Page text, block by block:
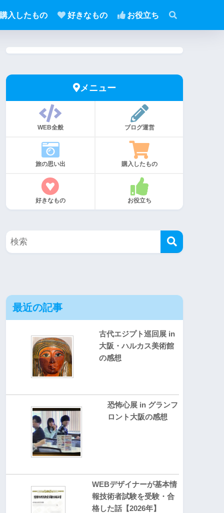
購入したもの 好きなもの お役立ち
メニュー
WEB全般 ブログ運営
旅の思い出 購入したもの
好きなもの お役立ち
最近の記事
古代エジプト巡回展 in
大阪・ハルカス美術館
の感想
恐怖心展 in グランフ
ロント大阪の感想
WEBデザイナーが基本情
報技術者試験を受験・合
格した話【2026年】